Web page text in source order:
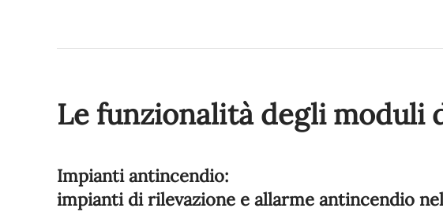
Le funzionalità degli moduli
Impianti antincendio:
impianti di rilevazione e allarme antincendio